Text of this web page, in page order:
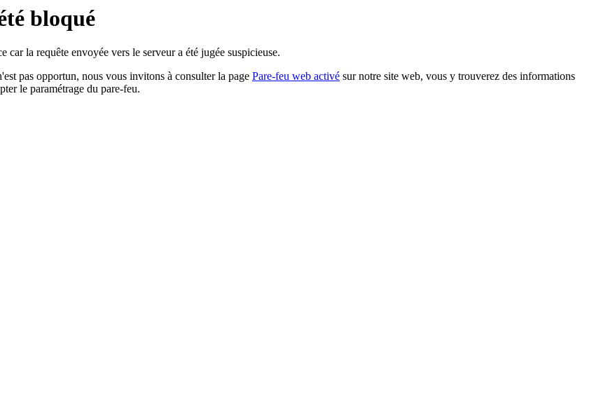
bloqué
la requête envoyée vers le serveur a été jugée suspicieuse.
pas opportun, nous vous invitons à consulter la page Pare-feu web activé sur notre site web, vous y trouverez des informations
le paramétrage du pare-feu.